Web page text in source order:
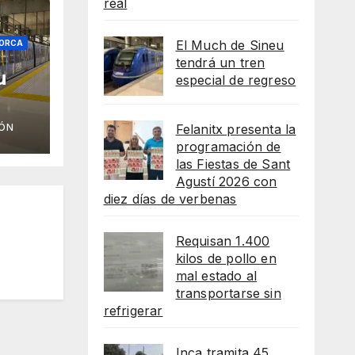
El Much de Sineu
tendrá un tren
especial de regreso
Felanitx presenta la
programación de
las Fiestas de Sant
Agustí 2026 con
diez días de verbenas
Requisan 1.400
kilos de pollo en
mal estado al
transportarse sin
refrigerar